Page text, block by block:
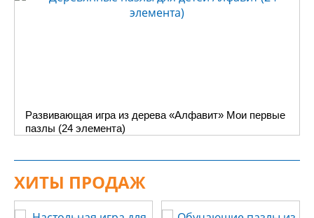
Развивающая игра из дерева «Алфавит» Мои первые
пазлы (24 элемента)
ХИТЫ ПРОДАЖ